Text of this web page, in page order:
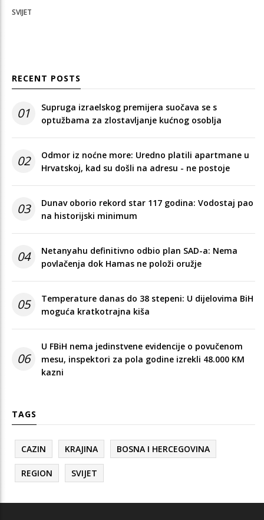
SVIJET
RECENT POSTS
01
Supruga izraelskog premijera suočava se s
optužbama za zlostavljanje kućnog osoblja
02
Odmor iz noćne more: Uredno platili apartmane u
Hrvatskoj, kad su došli na adresu - ne postoje
03
Dunav oborio rekord star 117 godina: Vodostaj pao
na historijski minimum
04
Netanyahu definitivno odbio plan SAD-a: Nema
povlačenja dok Hamas ne položi oružje
05
Temperature danas do 38 stepeni: U dijelovima BiH
moguća kratkotrajna kiša
06
U FBiH nema jedinstvene evidencije o povučenom
mesu, inspektori za pola godine izrekli 48.000 KM
kazni
TAGS
CAZIN KRAJINA BOSNA I HERCEGOVINA
REGION SVIJET